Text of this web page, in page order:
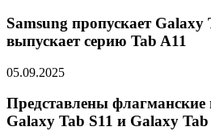
Samsung пропускает Galaxy
выпускает серию Tab A11
05.09.2025
Представлены
Galaxy Tab S11 и Galaxy